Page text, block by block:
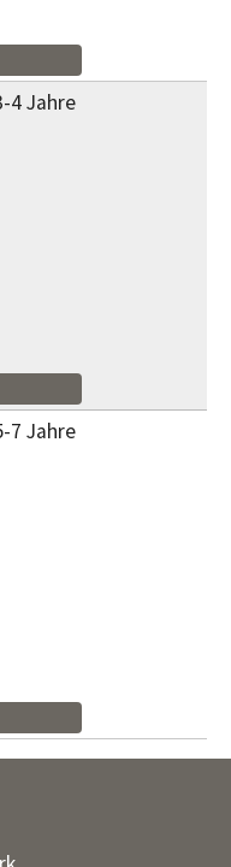
4 Jahre
7 Jahre